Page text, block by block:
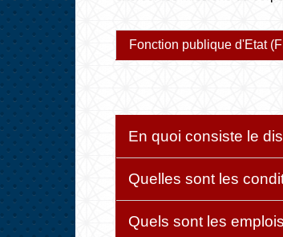
Fonction publique d'Etat
En quoi consiste le
Quelles sont les
Quels sont les